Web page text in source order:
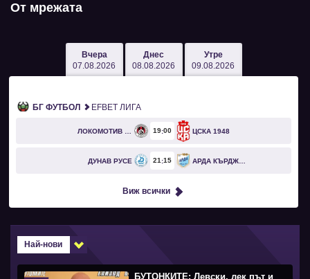
От мрежата
Вчера
07.08.2026
Днес
08.08.2026
Утре
09.08.2026
БГ ФУТБОЛ EFBET ЛИГА
ЛОКОМОТИВ СОФИЯ 19 00 ЦСКА 1948
ДУНАВ РУСЕ 21 15 АРДА КЪРДЖАЛИ
Виж всички
Най-нови
БУТОНКИТЕ: Левски, лек път и